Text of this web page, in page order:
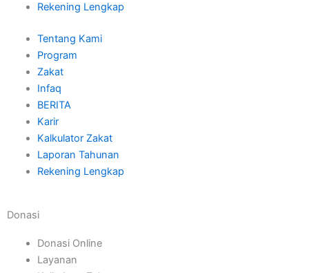
Rekening Lengkap
Tentang Kami
Program
Zakat
Infaq
BERITA
Karir
Kalkulator Zakat
Laporan Tahunan
Rekening Lengkap
Donasi
Donasi Online
Layanan